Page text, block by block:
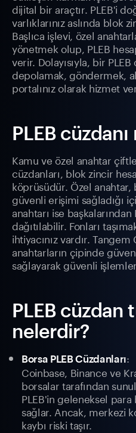
dijital bir araçtır. PLEB'i
varlıklarınız aslında blok
Başlıca işlevi, özel
yönetmek olup, PLEB
verir. Dolayısıyla, bir PLEB
depolamak, göndermek,
portalınız olarak hizmet
PLEB cüzdanı
Kamu ve özel anahtar
cüzdanları, blok zincir
köprüsüdür. Özel anahtar,
güvenli erişimi sağladığı
anahtarı ise
dağıtılabilir. Fonları
ihtiyacınız vardır.
anahtarların çipinde
sağlayarak güvenli
PLEB cüzdan
nelerdir?
Borsa PLEB Cüzdanları:
Coinbase, Binance ve
borsalar tarafından
PLEB'in geleneksel
sağlar. Ancak, merkezi
kaybı riski taşır.